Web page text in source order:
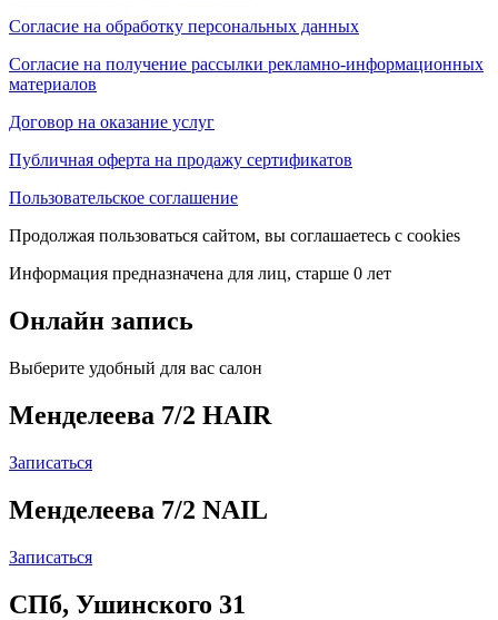
Согласие на обработку персональных данных
Согласие на получение рассылки рекламно-информационных
материалов
Договор на оказание услуг
Публичная оферта на продажу сертификатов
Пользовательское соглашение
Продолжая пользоваться сайтом, вы соглашаетесь с cookies
Информация предназначена для лиц, старше 0 лет
Онлайн запись
Выберите удобный для вас салон
Менделеева 7/2 HAIR
Записаться
Менделеева 7/2 NAIL
Записаться
СПб, Ушинского 31